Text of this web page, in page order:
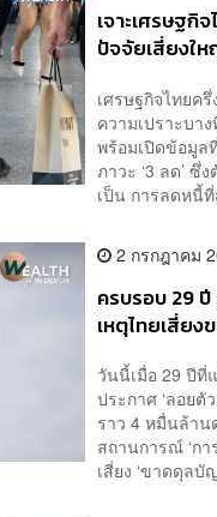
เจาะเศรษฐกิ
ปัจจัยเสี่ยงใ
เศรษฐกิจไทยค
ความเปราะบา
พร้อมเปิดข้อมูล
ภาวะ ‘3 ลด’
เป็น การลดหนี้
2 กรกฎาคม
ครบรอบ 29
เหตุไทยเสี่ย
วันนี้เมื่อ 29 ปีที่
ประกาศ ‘ลอยตั
ราว 4 หมื่นล้า
สถานการณ์ ‘ก
เสี่ยง ‘ขาดดุลบั